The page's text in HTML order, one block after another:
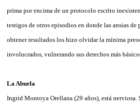
prima por encima de un protocolo escrito
testigos de otros episodios en donde las ansias
obtener resultados los hizo olvidar la mínima
involucrados, vulnerando sus derechos más
La Abuela
Ingrid Montoya Orellana (29 años), está nerviosa.